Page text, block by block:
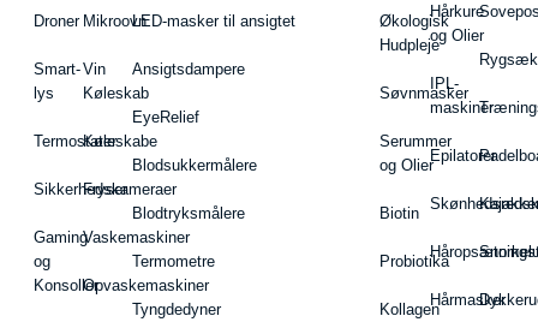
Droner
Smart-
lys
Termostater
Sikkerhedskameraer
Gaming
og
Konsoller
Mikroovn
Vin
Køleskab
Køleskabe
Fryser
Vaskemaskiner
Opvaskemaskiner
LED-masker til ansigtet
Ansigtsdampere
EyeRelief
Blodsukkermålere
Blodtryksmålere
Termometre
Tyngdedyner
Økologisk
Hudpleje
Søvnmasker
Serummer
og Olier
Biotin
Probiotika
Kollagen
Hårkure
og Olier
IPL-
maskiner
Epilatorer
Hårmasker